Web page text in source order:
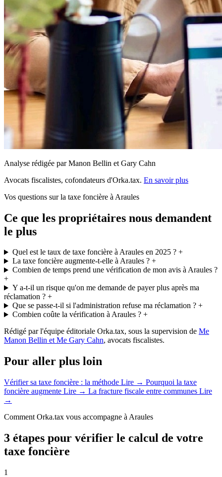
Analyse rédigée par Manon Bellin et Gary Cahn
Avocats fiscalistes, cofondateurs d'Orka.tax. En savoir plus
Vos questions sur la taxe foncière à Araules
Ce que les propriétaires nous demandent
le plus
Quel est le taux de taxe foncière à Araules en 2025 ?+
La taxe foncière augmente-t-elle à Araules ?+
Combien de temps prend une vérification de mon avis à Araules ?
+
Y a-t-il un risque qu'on me demande de payer plus après ma
réclamation ? +
Que se passe-t-il si l'administration refuse ma réclamation ?+
Combien coûte la vérification à Araules ?+
Rédigé par l'équipe éditoriale Orka.tax, sous la supervision de Me
Manon Bellin et Me Gary Cahn, avocats fiscalistes.
Pour aller plus loin
Vérifier sa taxe foncière : la méthode Lire → Pourquoi la taxe
foncière augmente Lire → La fracture fiscale entre communes Lire
→
Comment Orka.tax vous accompagne à Araules
3 étapes pour vérifier le calcul de votre
taxe foncière
1